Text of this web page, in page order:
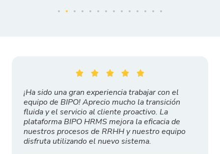
    
¡Ha sido una gran experiencia trabajar con el
equipo de BIPO! Aprecio mucho la transición
fluida y el servicio al cliente proactivo. La
plataforma BIPO HRMS mejora la eficacia de
nuestros procesos de RRHH y nuestro equipo
disfruta utilizando el nuevo sistema.